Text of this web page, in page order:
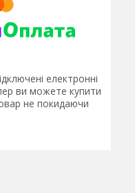
електронні
ви можете купити
не покидаючи